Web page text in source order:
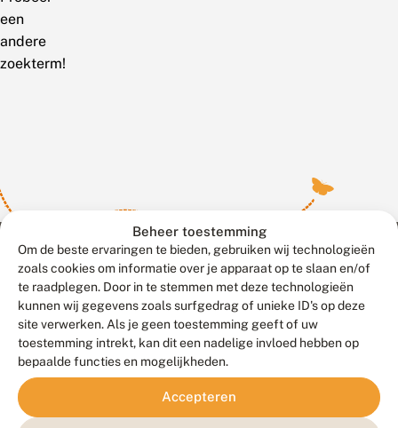
Beheer toestemming
Om de beste ervaringen te bieden, gebruiken wij technologieën
zoals cookies om informatie over je apparaat op te slaan en/of
te raadplegen. Door in te stemmen met deze technologieën
kunnen wij gegevens zoals surfgedrag of unieke ID's op deze
site verwerken. Als je geen toestemming geeft of uw
toestemming intrekt, kan dit een nadelige invloed hebben op
bepaalde functies en mogelijkheden.
Accepteren
een
andere
zoekterm!
Contact
Veelgestelde vragen
Meld waarnemingen© 2026 Vlinderstichting
Duurzaam ontwikkeld door
Go2People
, ontworpen door
Blue Field Agency
Privacy
Disclaimer
Sitemap